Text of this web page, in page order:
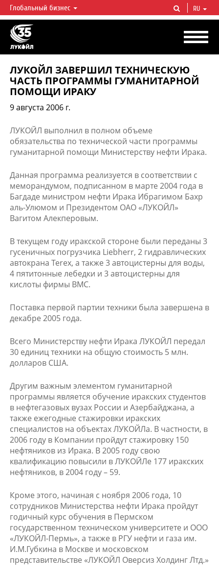
ЛУКОЙЛ СЕГОДНЯ
ЛУКОЙЛ — одна из крупнейших вертикально интегрированных
нефтегазовых компаний в мире, на долю которой приходится более 2%
мировой добычи нефти и около 1% доказанных запасов углеводородов.
Глобальный бизнес RU
ЛУКОЙЛ ЗАВЕРШИЛ ТЕХНИЧЕСКУЮ
ЧАСТЬ ПРОГРАММЫ ГУМАНИТАРНОЙ
ПОМОЩИ ИРАКУ
9 августа 2006 г.
ЛУКОЙЛ выполнил в полном объеме
обязательства по технической части программы
гуманитарной помощи Министерству нефти Ирака.
Данная программа реализуется в соответствии с
меморандумом, подписанном в марте 2004 года в
Багдаде министром нефти Ирака Ибрагимом Бахр
аль-Улюмом и Президентом ОАО «ЛУКОЙЛ»
Вагитом Алекперовым.
В текущем году иракской стороне были переданы 3
гусеничных погрузчика Liebherr, 2 гидравлических
автокрана Terex, а также 3 автоцистерны для воды,
4 пятитонные лебедки и 3 автоцистерны для
кислоты фирмы BMC.
Поставка первой партии техники была завершена в
декабре 2005 года.
Всего Министерству нефти Ирака ЛУКОЙЛ передал
30 единиц техники на общую стоимость 5 млн.
долларов США.
Другим важным элементом гуманитарной
программы является обучение иракских студентов
в нефтегазовых вузах России и Азербайджана, а
также ежегодные стажировки иракских
специалистов на объектах ЛУКОЙЛа. В частности, в
2006 году в Компании пройдут стажировку 150
нефтяников из Ирака. В 2005 году свою
квалификацию повысили в ЛУКОЙЛе 177 иракских
нефтяников, в 2004 году – 59.
Кроме этого, начиная с ноября 2006 года, 10
сотрудников Министерства нефти Ирака пройдут
годичный курс обучения в Пермском
государственном техническом университете и ООО
«ЛУКОЙЛ-Пермь», а также в РГУ нефти и газа им.
И.М.Губкина в Москве и московском
представительстве «ЛУКОЙЛ Оверсиз Холдинг Лтд.»